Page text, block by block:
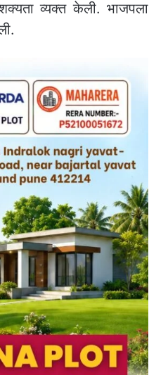
व्यक्त केली. भाजपला